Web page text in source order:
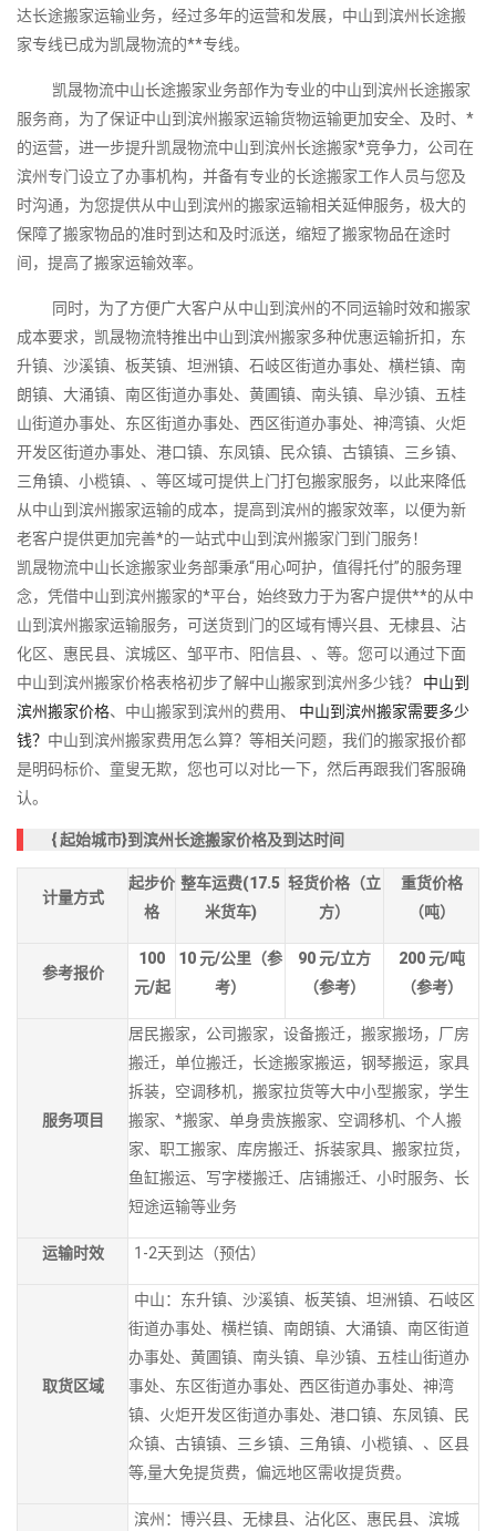
达长途搬家运输业务，经过多年的运营和发展，中山到滨州长途搬
家专线已成为凯晟物流的**专线。
凯晟物流中山长途搬家业务部作为专业的中山到滨州长途搬家
服务商，为了保证中山到滨州搬家运输货物运输更加安全、及时、*
的运营，进一步提升凯晟物流中山到滨州长途搬家*竞争力，公司在
滨州专门设立了办事机构，并备有专业的长途搬家工作人员与您及
时沟通，为您提供从中山到滨州的搬家运输相关延伸服务，极大的
保障了搬家物品的准时到达和及时派送，缩短了搬家物品在途时
间，提高了搬家运输效率。
同时，为了方便广大客户从中山到滨州的不同运输时效和搬家
成本要求，凯晟物流特推出中山到滨州搬家多种优惠运输折扣，东
升镇、沙溪镇、板芙镇、坦洲镇、石岐区街道办事处、横栏镇、南
朗镇、大涌镇、南区街道办事处、黄圃镇、南头镇、阜沙镇、五桂
山街道办事处、东区街道办事处、西区街道办事处、神湾镇、火炬
开发区街道办事处、港口镇、东凤镇、民众镇、古镇镇、三乡镇、
三角镇、小榄镇、、等区域可提供上门打包搬家服务，以此来降低
从中山到滨州搬家运输的成本，提高到滨州的搬家效率，以便为新
老客户提供更加完善*的一站式中山到滨州搬家门到门服务！
凯晟物流中山长途搬家业务部秉承“用心呵护，值得托付”的服务理
念，凭借中山到滨州搬家的*平台，始终致力于为客户提供**的从中
山到滨州搬家运输服务，可送货到门的区域有博兴县、无棣县、沾
化区、惠民县、滨城区、邹平市、阳信县、、等。您可以通过下面
中山到滨州搬家价格表格初步了解中山搬家到滨州多少钱？ 中山到
滨州搬家价格、中山搬家到滨州的费用、 中山到滨州搬家需要多少
钱？ 中山到滨州搬家费用怎么算？等相关问题，我们的搬家报价都
是明码标价、童叟无欺，您也可以对比一下，然后再跟我们客服确
认。
{ 起始城市}到滨州长途搬家价格及到达时间
计量方式
起步价
格
整车运费(17.5
米货车)
轻货价格（立
方）
重货价格
（吨）
参考报价
100
元/起
10元/公里（参
考）
90元/立方
（参考）
200 元/吨
（参考）
服务项目
居民搬家，公司搬家，设备搬迁，搬家搬场，厂房
搬迁，单位搬迁，长途搬家搬运，钢琴搬运，家具
拆装，空调移机，搬家拉货等大中小型搬家，学生
搬家、*搬家、单身贵族搬家、空调移机、个人搬
家、职工搬家、库房搬迁、拆装家具、搬家拉货，
鱼缸搬运、写字楼搬迁、店铺搬迁、小时服务、长
短途运输等业务
运输时效 1-2天到达（预估）
取货区域
中山：东升镇、沙溪镇、板芙镇、坦洲镇、石岐区
街道办事处、横栏镇、南朗镇、大涌镇、南区街道
办事处、黄圃镇、南头镇、阜沙镇、五桂山街道办
事处、东区街道办事处、西区街道办事处、神湾
镇、火炬开发区街道办事处、港口镇、东凤镇、民
众镇、古镇镇、三乡镇、三角镇、小榄镇、、区县
等,量大免提货费，偏远地区需收提货费。
滨州：博兴县、无棣县、沾化区、惠民县、滨城